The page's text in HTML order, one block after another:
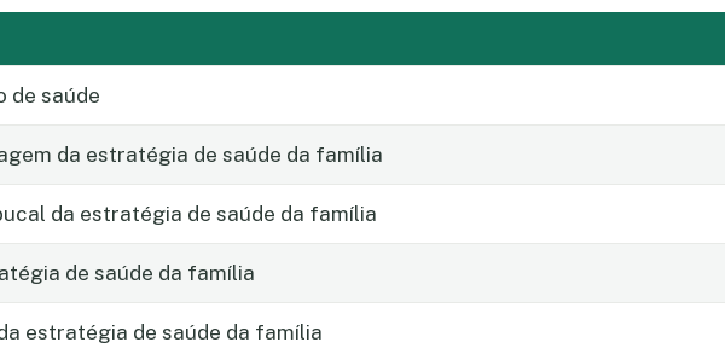
de saúde
da estratégia de saúde da família
da estratégia de saúde da família
de saúde da família
estratégia de saúde da família